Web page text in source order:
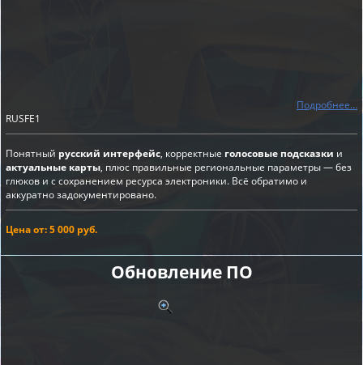
Подробнее...
RUSFE1
Понятный русский интерфейс, корректные голосовые подсказки и
актуальные карты, плюс правильные региональные параметры — без
глюков и с сохранением ресурса электроники. Всё обратимо и
аккуратно задокументировано.
Цена от: 5 000 руб.
Обновление ПО